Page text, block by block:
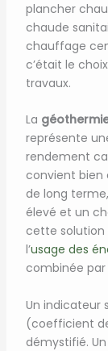
plancher
chaude
chauffage
c’était le
travaux.
La
représente
rendement
convient bien
de long
élevé et un
cette solution
l’usage des
combinée par
Un indicateur
(coefficient
démystifié.